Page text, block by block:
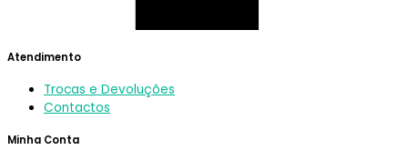
Atendimento
Trocas e Devoluções
Contactos
Minha Conta